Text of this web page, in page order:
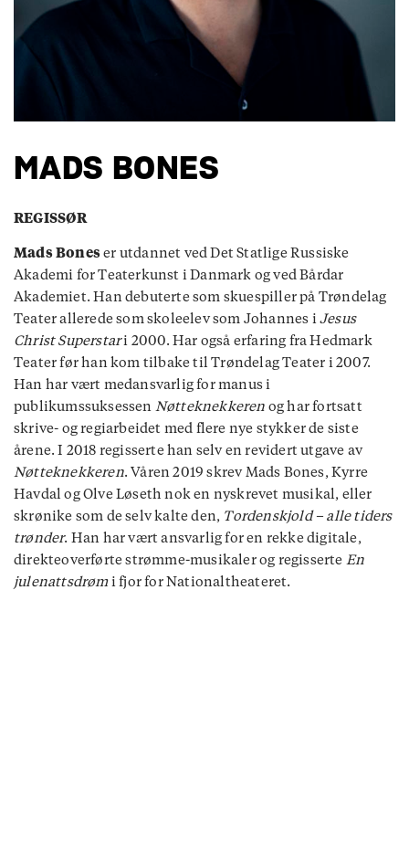
MADS BONES
REGISSØR
Mads Bones er utdannet ved Det Statlige Russiske
Akademi for Teaterkunst i Danmark og ved Bårdar
Akademiet. Han debuterte som skuespiller på Trøndelag
Teater allerede som skoleelev som Johannes iJesus
Christ Superstari 2000. Har også erfaring fra Hedmark
Teater før han kom tilbake til Trøndelag Teater i 2007.
Han har vært medansvarlig for manus i
publikumssuksessen Nøtteknekkeren og har fortsatt
skrive- og regiarbeidet med flere nye stykker de siste
årene. I 2018 regisserte han selv en revidert utgave av
Nøtteknekkeren. Våren 2019 skrev Mads Bones, Kyrre
Havdal og Olve Løseth nok en nyskrevet musikal, eller
skrønike som de selv kalte den, Tordenskjold – alle tiders
trønder. Han har vært ansvarlig for en rekke digitale,
direkteoverførte strømme-musikaler og regisserte En
julenattsdrøm i fjor for Nationaltheateret.